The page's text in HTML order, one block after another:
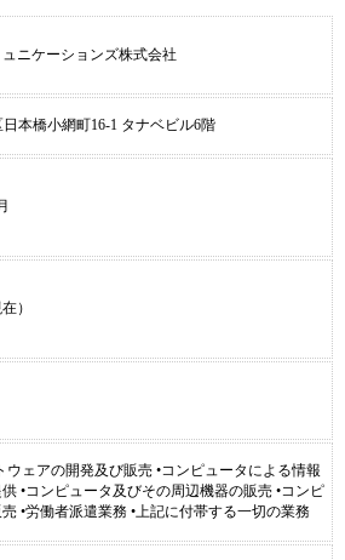
ニケーションズ株式会社
日本橋小網町16-1 タナベビル6階
）
ウェアの開発及び販売 •コンピュータによる情報
•コンピュータ及びその周辺機器の販売 •コンピ
•労働者派遣業務 •上記に付帯する一切の業務